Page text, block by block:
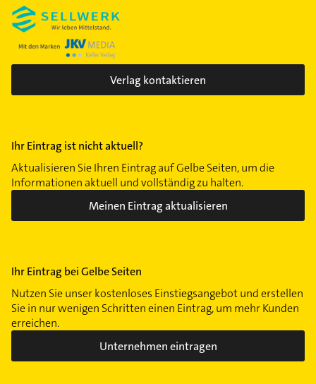
Trudering
Untergiesing
Untermenzing
Verlag kontaktieren
Ihr Eintrag ist nicht aktuell?
Aktualisieren Sie Ihren Eintrag auf Gelbe Seiten, um die
Informationen aktuell und vollständig zu halten.
Meinen Eintrag aktualisieren
Ihr Eintrag bei Gelbe Seiten
Nutzen Sie unser kostenloses Einstiegsangebot und erstellen
Sie in nur wenigen Schritten einen Eintrag, um mehr Kunden
erreichen.
Unternehmen eintragen